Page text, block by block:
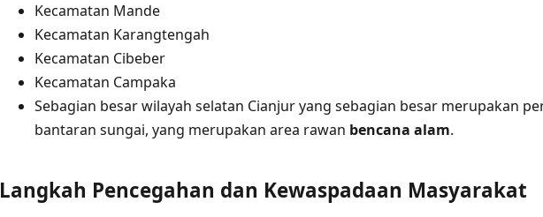
Kecamatan Mande
Kecamatan Karangtengah
Kecamatan Cibeber
Kecamatan Campaka
Sebagian besar wilayah selatan Cianjur yang sebagian besar merupakan
bantaran sungai, yang merupakan area rawan bencana alam.
Langkah Pencegahan dan Kewaspadaan Masyarakat